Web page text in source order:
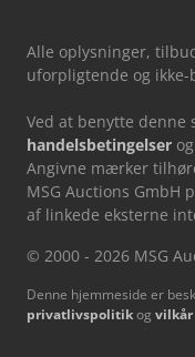
Alle oplysninger,
uforpligtende og
Ved at benytte denne
handelsbetingelser og
Angivne mærker
MSG Auctions GmbH
af linkede eksterne
© 2000 - 2026 MSG
Denne hjemmeside er
privatlivspolitikog vilkår